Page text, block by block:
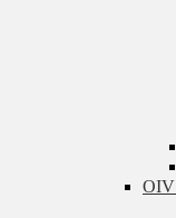
OIV